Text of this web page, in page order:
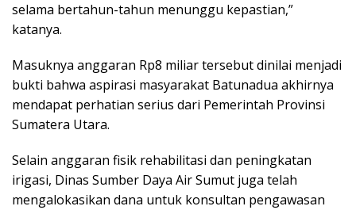
selama bertahun-tahun menunggu kepastian,”
katanya.
Masuknya anggaran Rp8 miliar tersebut dinilai menjadi
bukti bahwa aspirasi masyarakat Batunadua akhirnya
mendapat perhatian serius dari Pemerintah Provinsi
Sumatera Utara.
Selain anggaran fisik rehabilitasi dan peningkatan
irigasi, Dinas Sumber Daya Air Sumut juga telah
mengalokasikan dana untuk konsultan pengawasan